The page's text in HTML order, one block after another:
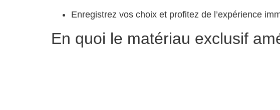
Enregistrez vos choix et profitez de l’expérience
En quoi le matériau exclusif